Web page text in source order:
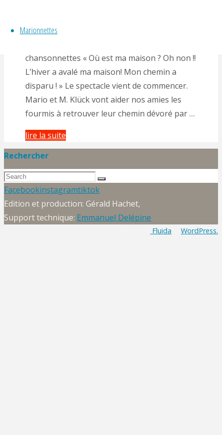
Marionnettes
Petites histoires pour Jeune public Ancien
chansonnettes « Où est ma maison ? Oh non !!
L’hiver a avalé ma maison! Mon chemin a
disparu ! » Le spectacle vient de commencer.
Mario et M. Klück vont aider nos amies les
fourmis à retrouver leur chemin dévoré par …
lire la suite
jeune
est
ma
maison
Rechercher
Search
for:
Search
Back
to
Top
Facebookinstagramtiktok
Edition et production: Gérald Hachet,
Support technique: Emmanuel Delépine
Fluida WordPress.